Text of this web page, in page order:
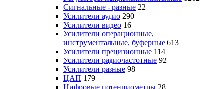
Сигнальные - разные 22
Усилители аудио 290
Усилители видео 16
Усилители операционные,
инструментальные, буферные 613
Усилители прецизионные 114
Усилители радиочастотные 92
Усилители разные 98
ЦАП 179
Цифровые потенциометры 28